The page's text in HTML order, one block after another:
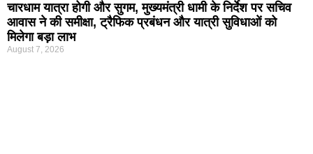
चारधाम यात्रा होगी और सुगम, मुख्यमंत्री धामी के निर्देश पर सचिव
आवास ने की समीक्षा, ट्रैफिक प्रबंधन और यात्री सुविधाओं को
मिलेगा बड़ा लाभ
August 7, 2026